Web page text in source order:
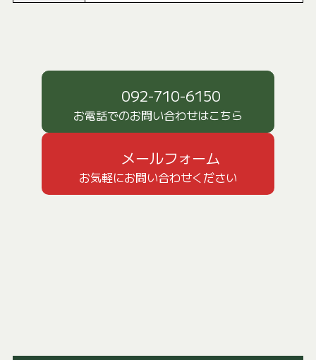
092-710-6150
お電話でのお問い合わせはこちら
メールフォーム
お気軽にお問い合わせください